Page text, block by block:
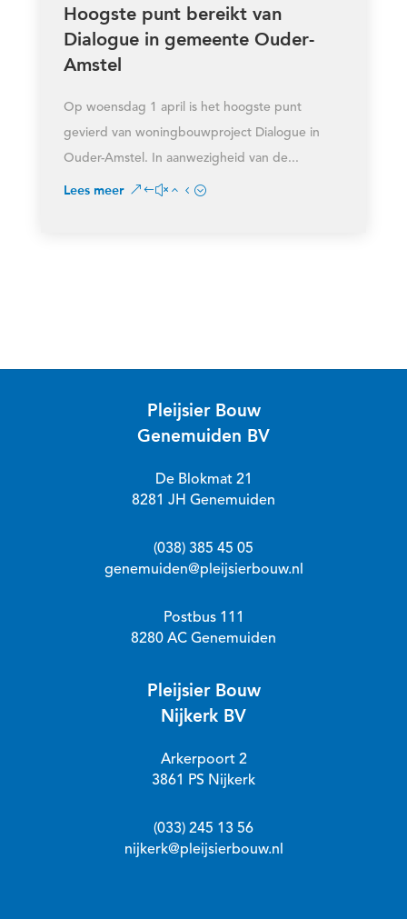
Hoogste punt bereikt van
Dialogue in gemeente Ouder-
Amstel
Op woensdag 1 april is het hoogste punt
gevierd van woningbouwproject Dialogue in
Ouder-Amstel. In aanwezigheid van de...
Lees meer
Pleijsier Bouw
Genemuiden BV
De Blokmat 21
8281 JH Genemuiden
(038) 385 45 05
genemuiden@pleijsierbouw.nl
Postbus 111
8280 AC Genemuiden
Pleijsier Bouw
Nijkerk BV
Arkerpoort 2
3861 PS Nijkerk
(033) 245 13 56
nijkerk@pleijsierbouw.nl